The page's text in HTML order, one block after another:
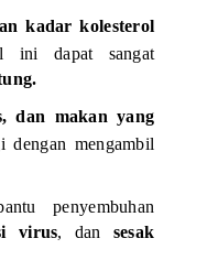
kadar kolesterol
ini dapat sangat
dan makan yang
dengan mengambil
penyembuhan
virus, dan sesak